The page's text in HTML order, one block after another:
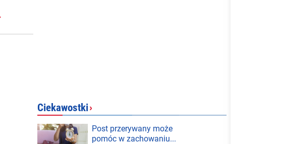
Ciekawostki›
Post przerywany może
pomóc w zachowaniu...